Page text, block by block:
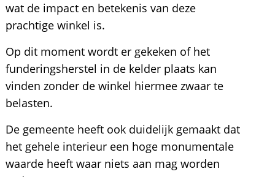
wat de impact en betekenis van deze
prachtige winkel is.
Op dit moment wordt er gekeken of het
funderingsherstel in de kelder plaats kan
vinden zonder de winkel hiermee zwaar te
belasten.
De gemeente heeft ook duidelijk gemaakt dat
het gehele interieur een hoge monumentale
waarde heeft waar niets aan mag worden